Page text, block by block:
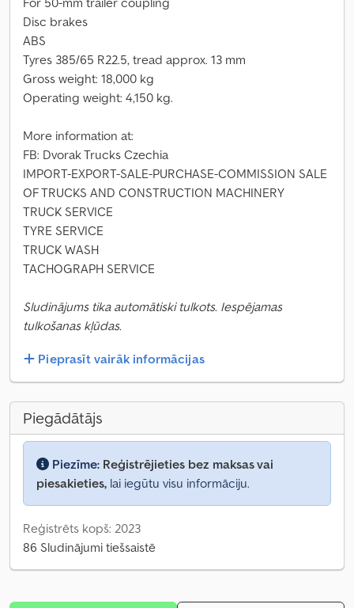
Disc brakes
ABS
Tyres 385/65 R22.5, tread approx. 13 mm
Gross weight: 18,000 kg
Operating weight: 4,150 kg.
More information at:
FB: Dvorak Trucks Czechia
IMPORT-EXPORT-SALE-PURCHASE-COMMISSION SALE
OF TRUCKS AND CONSTRUCTION MACHINERY
TRUCK SERVICE
TYRE SERVICE
TRUCK WASH
TACHOGRAPH SERVICE
Sludinājums tika automātiski tulkots. Iespējamas
tulkošanas kļūdas.
Pieprasīt vairāk informācijas
Piegādātājs
Piezīme: Reģistrējieties bez maksas vai
piesakieties, lai iegūtu visu informāciju.
Reģistrēts kopš: 2023
86 Sludinājumi tiešsaistē